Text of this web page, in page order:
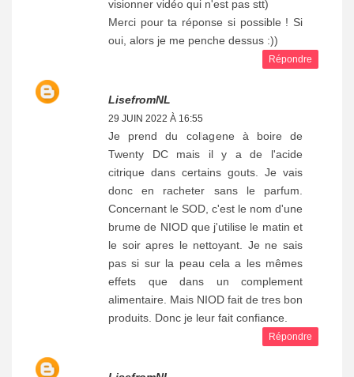
visionner vidéo qui n'est pas stt)
Merci pour ta réponse si possible ! Si
oui, alors je me penche dessus :))
Répondre
LisefromNL
29 JUIN 2022 À 16:55
Je prend du collagene à boire de
Twenty DC mais il y a de l'acide
citrique dans certains gouts. Je vais
donc en racheter sans le parfum.
Concernant le SOD, c'est le nom d'une
brume de NIOD que j'utilise le matin et
le soir apres le nettoyant. Je ne sais
pas si sur la peau cela a les mêmes
effets que dans un complement
alimentaire. Mais NIOD fait de tres bon
produits. Donc je leur fait confiance.
Répondre